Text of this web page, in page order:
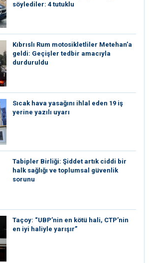
söylediler: 4 tutuklu
Kıbrıslı Rum motosikletliler Metehan’a
geldi: Geçişler tedbir amacıyla
durduruldu
Sıcak hava yasağını ihlal eden 19 iş
yerine yazılı uyarı
Tabipler Birliği: Şiddet artık ciddi bir
halk sağlığı ve toplumsal güvenlik
sorunu
Taçoy: “UBP’nin en kötü hali, CTP’nin
en iyi haliyle yarışır”